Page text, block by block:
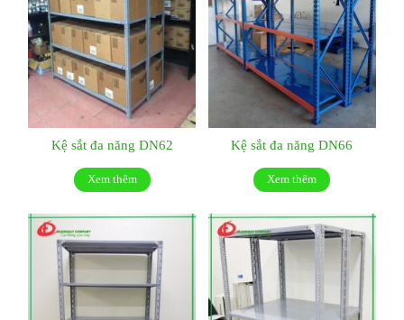
Kệ sắt đa năng DN62
Xem thêm
Kệ sắt đa năng DN66
Xem thêm